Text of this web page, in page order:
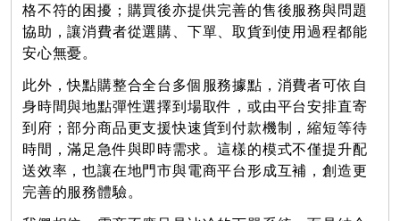
格不符的困擾；購買後亦提供完善的售後服務與問題
協助，讓消費者從選購、下單、取貨到使用過程都能
安心無憂。
此外，快點購整合全台多個服務據點，消費者可依自
身時間與地點彈性選擇到場取件，或由平台安排直寄
到府；部分商品更支援快速貨到付款機制，縮短等待
時間，滿足急件與即時需求。這樣的模式不僅提升配
送效率，也讓在地門市與電商平台形成互補，創造更
完善的服務體驗。